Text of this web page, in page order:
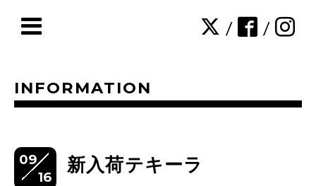
/ /
INFORMATION
09
16
新入荷テキーラ